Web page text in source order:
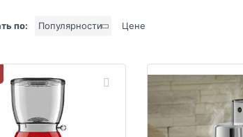
по: Популярности Цене